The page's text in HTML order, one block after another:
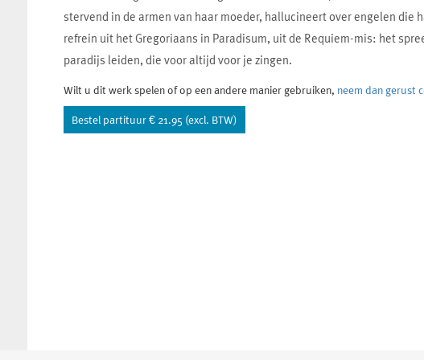
stervend in de armen van haar moeder, hallucineert over engelen die
refrein uit het Gregoriaans in Paradisum, uit de Requiem-mis: het
paradijs leiden, die voor altijd voor je zingen.
Wilt u dit werk spelen of op een andere manier gebruiken, neem dan gerust
Bestel partituur € 21.95 (excl. BTW)